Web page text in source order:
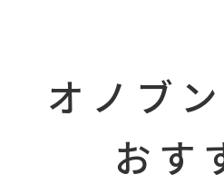
オノブ
おす